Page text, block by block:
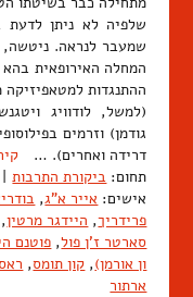
שלפיה לא ניתן
שמעבר לנראה.
המחלה האירופאית
ההתנגדות למטאפיזיקה
(למשל, לודוויג
גודמן) וזרמים
דרידה ואחרים). …
תחום: ביקורת התרבות |
אישים: אייר א"ג,
פרידריך, היידגר מרטין,
סארטר ז'ן פול, פוטנם
ון אורמן), קון תומס,
ארתור